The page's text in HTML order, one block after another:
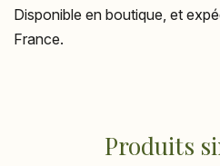
Disponible en boutique, et
France.
Produits